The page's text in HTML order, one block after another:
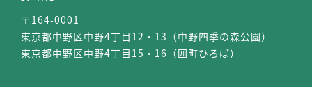
〒164-0001
東京都中野区中野4丁目12・13（中野四季の森公園）
東京都中野区中野4丁目15・16（囲町ひろば）